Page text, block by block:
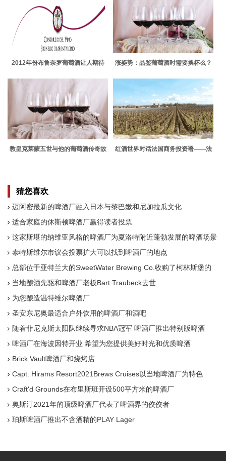
2012年份布鲁奈罗葡萄酒让人期待 涨姿势：品鉴葡萄酒时需要换杯么？
教皇克莱蒙五世与他的葡萄酒传奇故
红酒世界对话法国商务投资署——法
猜您喜欢
迈阿密最新的啤酒厂融入日本与黎巴嫩和尼加拉瓜文化
适合家庭的休斯顿啤酒厂赢得读者投票
这家斯堪的纳维亚风格的啤酒厂为夏洛特附近蓬勃发展的啤酒场景
泰特斯维尔市议会投票扩大可以找到啤酒厂的地点
总部位于亚特兰大的SweetWater Brewing Co.收购了柯林斯堡的
当地酿酒先驱和啤酒厂老板Bart Traubeck去世
为您酿造温特维尔啤酒厂
圣安东尼奥最适合户外饮用的啤酒厂和酒吧
随着菲尼克斯太阳队继续寻求NBA冠军 啤酒厂推出特别版啤酒
啤酒厂在海波因特开业 希望为您提供美好时光和优质啤酒
Brick Vault啤酒厂和烧烤店
Capt. Hirams Resort2021Brews Cruises以当地啤酒厂为特色
Craft'd Grounds在布里斯班开设500平方米的啤酒厂
奥斯汀2021年的顶级啤酒厂代表了啤酒界的佼佼者
珀斯啤酒厂推出不含酒精的PLAY Lager